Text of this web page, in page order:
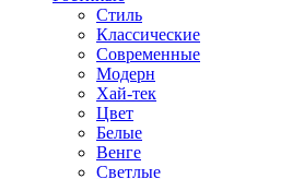
Стиль
Классические
Современные
Модерн
Хай-тек
Цвет
Белые
Венге
Светлые